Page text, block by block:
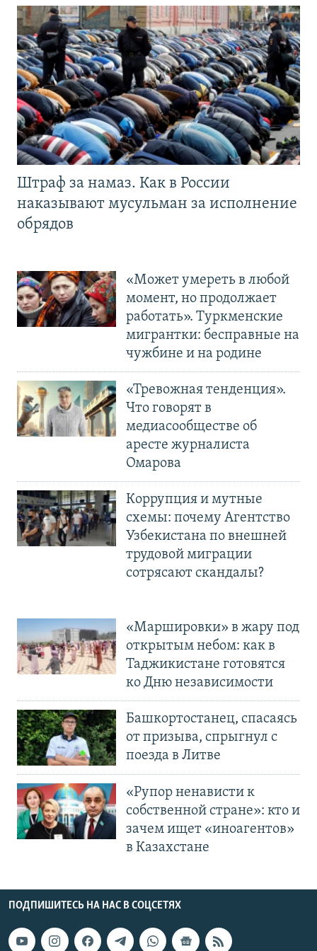
Штраф за намаз. Как в России
наказывают мусульман за исполнение
обрядов
«Может умереть в любой
момент, но продолжает
работать». Туркменские
мигрантки: бесправные на
чужбине и на родине
«Тревожная тенденция».
Что говорят в
медиасообществе об
аресте журналиста
Омарова
Коррупция и мутные
схемы: почему Агентство
Узбекистана по внешней
трудовой миграции
сотрясают скандалы?
«Маршировки» в жару под
открытым небом: как в
Таджикистане готовятся
ко Дню независимости
Башкортостанец, спасаясь
от призыва, спрыгнул с
поезда в Литве
«Рупор ненависти к
собственной стране»: кто и
зачем ищет «иноагентов»
в Казахстане
ПОДПИШИТЕСЬ НА НАС В СОЦСЕТЯХ